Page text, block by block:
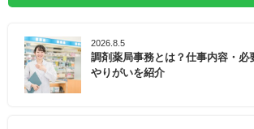
2026.8.5
調剤薬局事務とは？仕事内容・必
やりがいを紹介